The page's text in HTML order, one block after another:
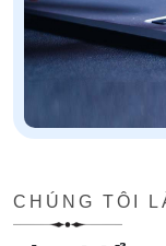
CHÚNG TÔI